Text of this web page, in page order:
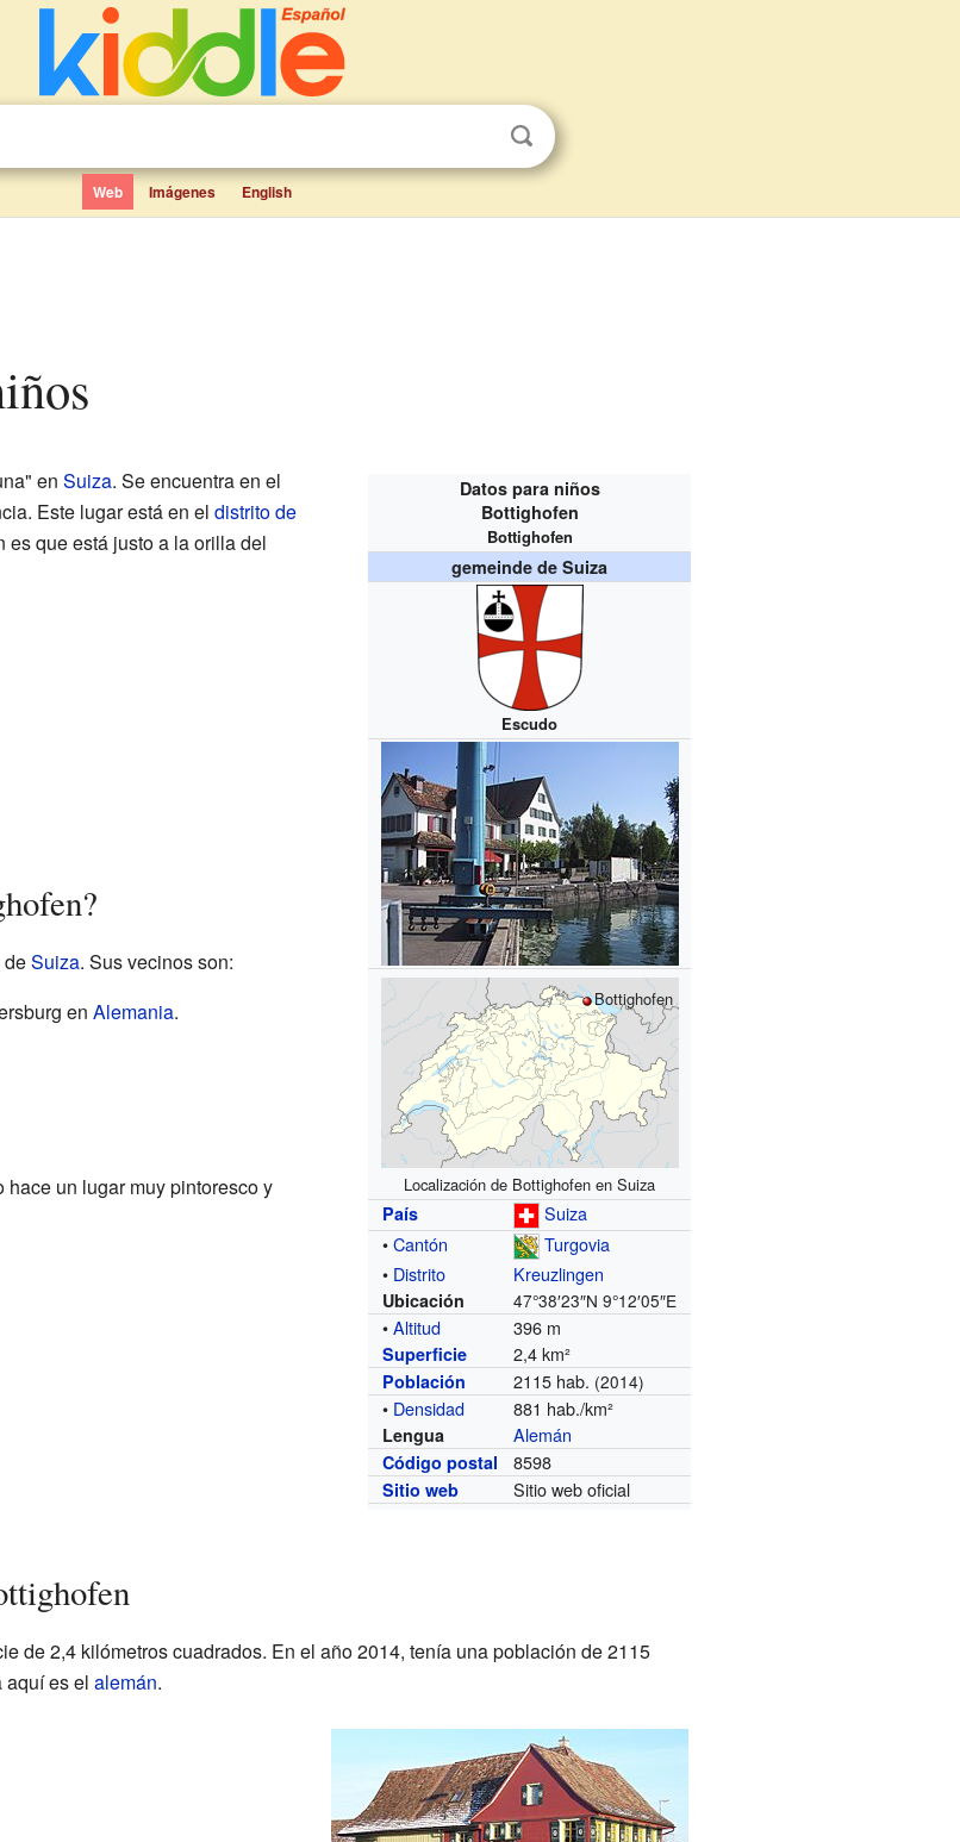
Web Imágenes English
Datos para niños
Bottighofen
Bottighofen
gemeinde de Suiza
Escudo
Bottighofen
Localización de Bottighofen en Suiza
País
Suiza
•Cantón
Turgovia
• Distrito Kreuzlingen
Ubicación 47°38′23″N 9°12′05″E
•Altitud 396 m
Superficie 2,4 km²
Población 2115 hab. (2014)
• Densidad 881 hab./km²
Lengua Alemán
Código postal 8598
Sitio web Sitio web oficial
en Suiza. Se encuentra en el
Este lugar está en el distrito de
es que está justo a la orilla del
deSuiza. Sus vecinos son:
en Alemania.
un lugar muy pintoresco y
de 2,4 kilómetros cuadrados. En el año 2014, tenía una población de 2115
aquí es el alemán.